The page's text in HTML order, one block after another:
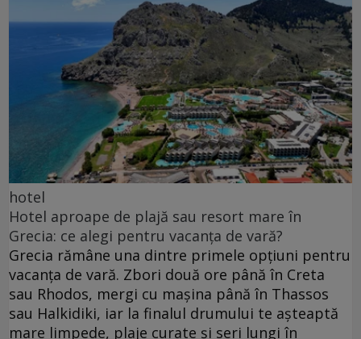
hotel
Hotel aproape de plajă sau resort mare în
Grecia: ce alegi pentru vacanța de vară?
Grecia rămâne una dintre primele opțiuni pentru
vacanța de vară. Zbori două ore până în Creta
sau Rhodos, mergi cu mașina până în Thassos
sau Halkidiki, iar la finalul drumului te așteaptă
mare limpede, plaje curate și seri lungi în